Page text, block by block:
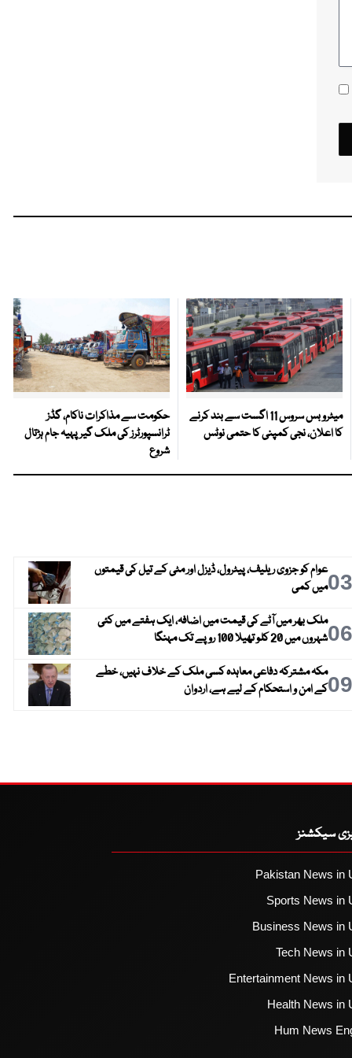
میٹرو بس سروس 11 اگست سے بند کرنے
کا اعلان، نجی کمپنی کا حتمی نوٹس
حکومت سے مذاکرات ناکام، گڈز
ٹرانسپورٹرز کی ملک گیر پہیہ جام ہڑتال
شروع
03عوام کو جزوی ریلیف، پیٹرول، ڈیزل اور مٹی کے تیل کی قیمتوں
میں کمی
06ملک بھر میں آٹے کی قیمت میں اضافہ، ایک ہفتے میں کئی
شہروں میں 20 کلو تھیلا 100 روپے تک مہنگا
09مکہ مشترکہ دفاعی معاہدہ کسی ملک کے خلاف نہیں، خطے
کے امن و استحکام کے لیے ہے، اردوان
سیکشنز
Pakistan News in
Sports News in
Business News in
Tech News in
Entertainment News in
Health News in
Hum News